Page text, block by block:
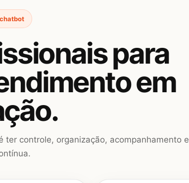
para
em
controle, organização, acompanhamento e